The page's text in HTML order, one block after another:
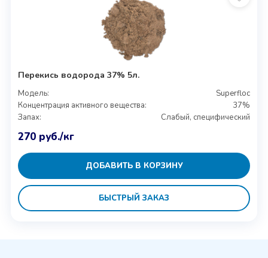
Перекись водорода 37% 5л.
Модель:
Superfloc
Концентрация активного вещества:
37%
Запах:
Слабый, специфический
270 руб./кг
ДОБАВИТЬ В КОРЗИНУ
БЫСТРЫЙ ЗАКАЗ